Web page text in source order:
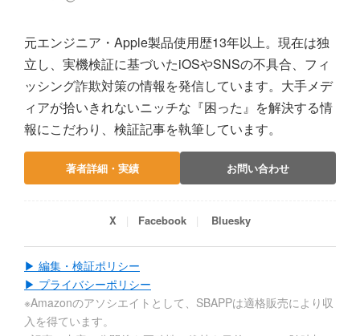
元エンジニア・Apple製品使用歴13年以上。現在は独
立し、実機検証に基づいたiOSやSNSの不具合、フィ
ッシング詐欺対策の情報を発信しています。大手メデ
ィアが拾いきれないニッチな『困った』を解決する情
報にこだわり、検証記事を執筆しています。
著者詳細・実績 お問い合わせ
X Facebook Bluesky
▶ 編集・検証ポリシー
▶ プライバシーポリシー
※Amazonのアソシエイトとして、SBAPPは適格販売により収
入を得ています。